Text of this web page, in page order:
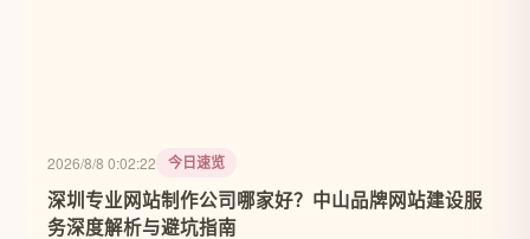
2026/8/8 0:02:22 今日速览
深圳专业网站制作公司哪家好？中山品牌网站建设服
务深度解析与避坑指南